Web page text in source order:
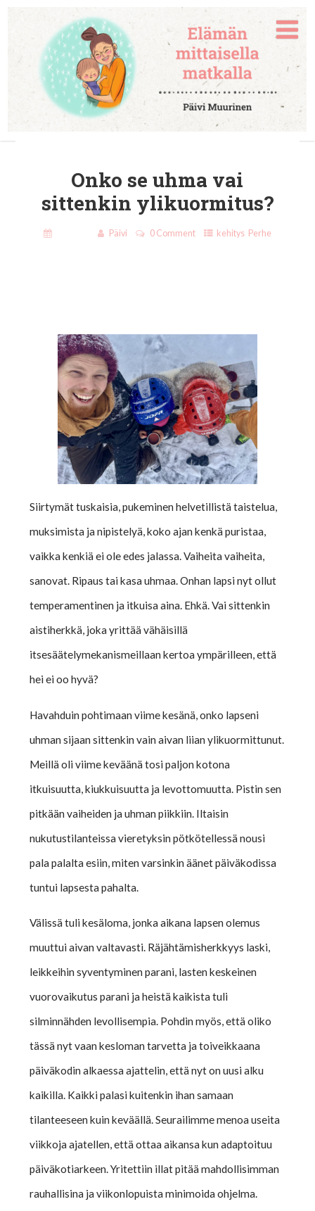
Onko se uhma vai
sittenkin ylikuormitus?
Päivi 0 Comment kehitys, Perhe
Siirtymät tuskaisia, pukeminen helvetillistä taistelua,
muksimista ja nipistelyä, koko ajan kenkä puristaa,
vaikka kenkiä ei ole edes jalassa. Vaiheita vaiheita,
sanovat. Ripaus tai kasa uhmaa. Onhan lapsi nyt ollut
temperamentinen ja itkuisa aina. Ehkä. Vai sittenkin
aistiherkkä, joka yrittää vähäisillä
itsesäätelymekanismeillaan kertoa ympärilleen, että
hei ei oo hyvä?
Havahduin pohtimaan viime kesänä, onko lapseni
uhman sijaan sittenkin vain aivan liian ylikuormittunut.
Meillä oli viime keväänä tosi paljon kotona
itkuisuutta, kiukkuisuutta ja levottomuutta. Pistin sen
pitkään vaiheiden ja uhman piikkiin. Iltaisin
nukutustilanteissa vieretyksin pötkötellessä nousi
pala palalta esiin, miten varsinkin äänet päiväkodissa
tuntui lapsesta pahalta.
Välissä tuli kesäloma, jonka aikana lapsen olemus
muuttui aivan valtavasti. Räjähtämisherkkyys laski,
leikkeihin syventyminen parani, lasten keskeinen
vuorovaikutus parani ja heistä kaikista tuli
silminnähden levollisempia. Pohdin myös, että oliko
tässä nyt vaan kesloman tarvetta ja toiveikkaana
päiväkodin alkaessa ajattelin, että nyt on uusi alku
kaikilla. Kaikki palasi kuitenkin ihan samaan
tilanteeseen kuin keväällä. Seurailimme menoa useita
viikkoja ajatellen, että ottaa aikansa kun adaptoituu
päiväkotiarkeen. Yritettiin illat pitää mahdollisimman
rauhallisina ja viikonlopuista minimoida ohjelma.